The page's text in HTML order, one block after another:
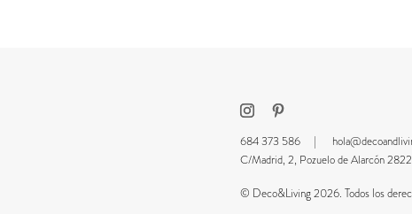
684 373 586 |
C/Madrid, 2, Pozuelo de Alarcón
© Deco&Living 2026. Todos los